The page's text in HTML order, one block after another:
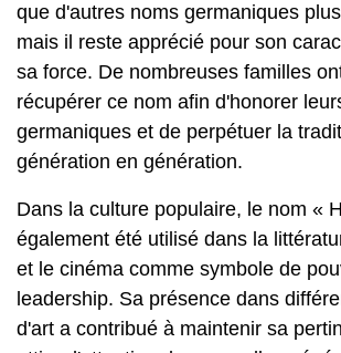
que d'autres noms germaniques
mais il reste apprécié pour son
sa force. De nombreuses familles
récupérer ce nom afin d'honorer
germaniques et de perpétuer la
génération en génération.
Dans la culture populaire, le nom «
également été utilisé dans la
et le cinéma comme symbole de
leadership. Sa présence dans
d'art a contribué à maintenir sa